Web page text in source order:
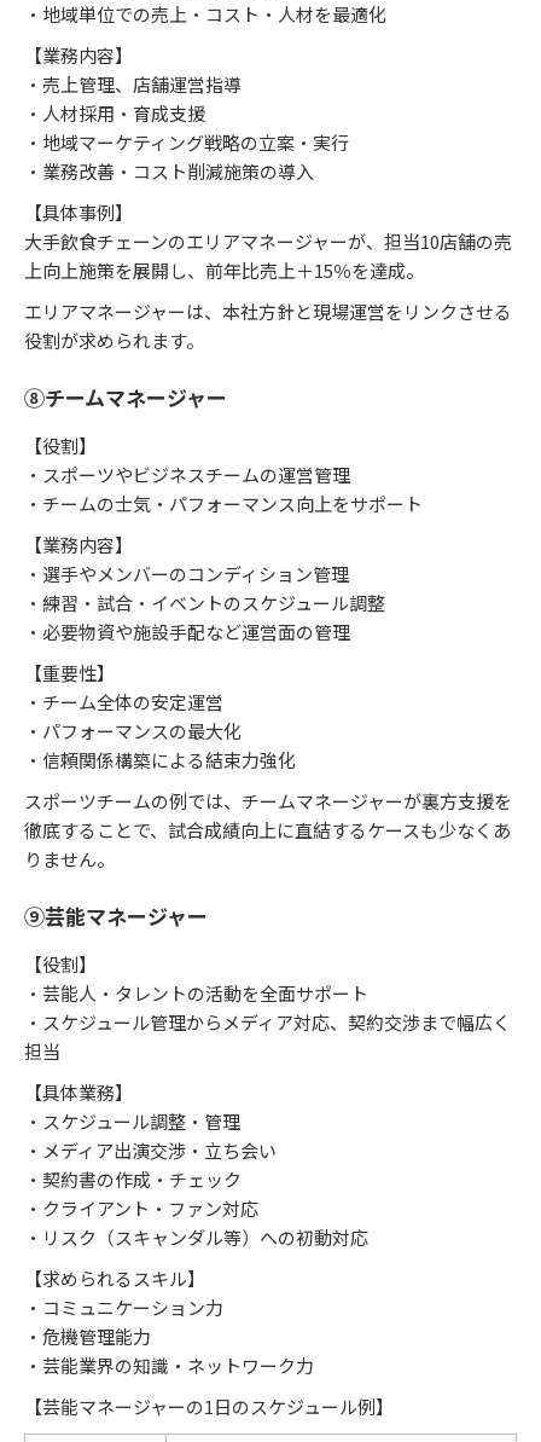
・地域単位での売上・コスト・人材を最適化
【業務内容】
・売上管理、店舗運営指導
・人材採用・育成支援
・地域マーケティング戦略の立案・実行
・業務改善・コスト削減施策の導入
【具体事例】
大手飲食チェーンのエリアマネージャーが、担当10店舗の売
上向上施策を展開し、前年比売上＋15％を達成。
エリアマネージャーは、本社方針と現場運営をリンクさせる
役割が求められます。
⑧チームマネージャー
【役割】
・スポーツやビジネスチームの運営管理
・チームの士気・パフォーマンス向上をサポート
【業務内容】
・選手やメンバーのコンディション管理
・練習・試合・イベントのスケジュール調整
・必要物資や施設手配など運営面の管理
【重要性】
・チーム全体の安定運営
・パフォーマンスの最大化
・信頼関係構築による結束力強化
スポーツチームの例では、チームマネージャーが裏方支援を
徹底することで、試合成績向上に直結するケースも少なくあ
りません。
⑨芸能マネージャー
【役割】
・芸能人・タレントの活動を全面サポート
・スケジュール管理からメディア対応、契約交渉まで幅広く
担当
【具体業務】
・スケジュール調整・管理
・メディア出演交渉・立ち会い
・契約書の作成・チェック
・クライアント・ファン対応
・リスク（スキャンダル等）への初動対応
【求められるスキル】
・コミュニケーション力
・危機管理能力
・芸能業界の知識・ネットワーク力
【芸能マネージャーの1日のスケジュール例】